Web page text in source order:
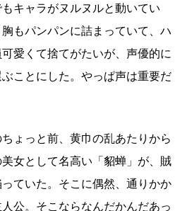
キャラがヌルヌルと動いてい
もパンパンに詰まっていて、ハ
愛くて捨てがたいが、声優的に
ぶことにした。やっぱ声は重要だ
ょっと前、黄巾の乱あたりから
女として名高い「貂蝉」が、賊
ていた。そこに偶然、通りかか
公。そこならなんだかんだあっ